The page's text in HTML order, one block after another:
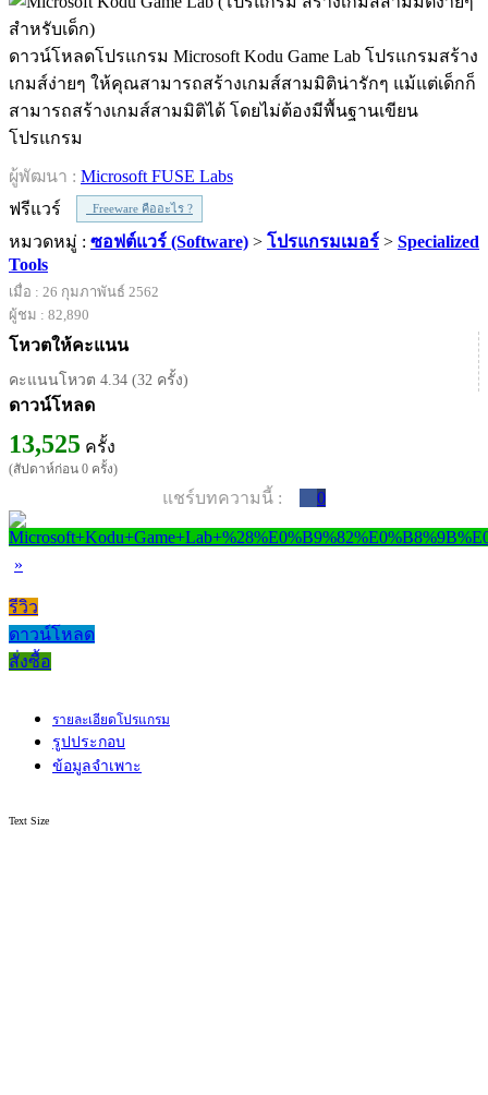
ดาวน์โหลดโปรแกรม Microsoft Kodu Game Lab โปรแกรมสร้าง
เกมส์ง่ายๆ ให้คุณสามารถสร้างเกมส์สามมิติน่ารักๆ แม้แต่เด็กก็
สามารถสร้างเกมส์สามมิติได้ โดยไม่ต้องมีพื้นฐานเขียน
โปรแกรม
ผู้พัฒนา : Microsoft FUSE Labs
ฟรีแวร์
Freeware คืออะไร ?
หมวดหมู่ : ซอฟต์แวร์ (Software) > โปรแกรมเมอร์ > Specialized
Tools
เมื่อ : 26 กุมภาพันธ์ 2562
ผู้ชม : 82,890
โหวตให้คะแนน
คะแนนโหวต 4.34 (32 ครั้ง)
ดาวน์โหลด
13,525 ครั้ง
(สัปดาห์ก่อน 0 ครั้ง)
แชร์บทความนี้ : 0
»
รีวิว
ดาวน์โหลด
สั่งซื้อ
รายละเอียดโปรแกรม
รูปประกอบ
ข้อมูลจำเพาะ
Text Size